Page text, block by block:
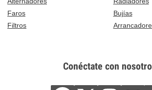
Faros
Bujías
Filtros
Conéctate con